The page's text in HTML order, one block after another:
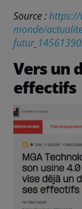
Source :https://
monde/
Vers un
effectifs